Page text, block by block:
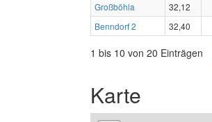
Großböhla
32,12
Benndorf 2
32,40
1 bis 10 von 20 Einträgen
Karte